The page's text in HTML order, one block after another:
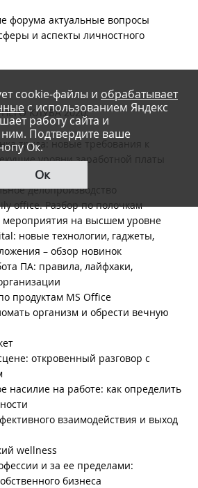
форума актуальные вопросы
и аспекты личностного
КЛУБА 2020:
труда: новые требования к
уровни заработной платы
делопроизводство
office. Разбор по полочкам
мероприятия на высшем уровне
новые технологии, гаджеты,
– обзор новинок
ПА: правила, лайфхаки,
продуктам MS Office
организм и обрести вечную
откровенный разговор с
насилие на работе: как определить
взаимодействия и выход
wellness
и за ее пределами:
бизнеса
cookie-файлы и обрабатывает
с использованием Яндекс
работу сайта и
Подтвердите ваше
Ок.
Ок